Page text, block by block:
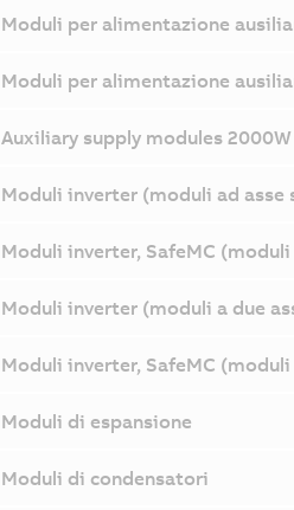
Moduli per alimentazione
Moduli per alimentazione
Auxiliary supply modules 2000W
Moduli inverter (moduli ad asse
Moduli inverter, SafeMC
Moduli inverter (moduli a due
Moduli inverter, SafeMC (moduli
Moduli di espansione
Moduli di condensatori